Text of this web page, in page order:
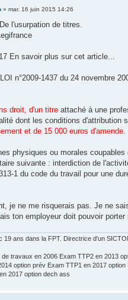
» mar. 16 juin 2015 14:26
l'usurpation de titres.
En savoir plus sur cet article...
n°2009-1437 du 24 novembre
droit, d'un titre attaché à une
dont les conditions d'attribution
et de 15 000 euros d'amende.
physiques ou morales
suivante : interdiction de
1 du code du travail pour une
je ne me risquerais pas. Je ne
ton employeur doit pouvoir
19 ans dans la FPT. Directrice d'un
travaux en 2006 Exam TTP2 en 2013
option prév Exam TTP1 en 2017 option
2017 option dech ass